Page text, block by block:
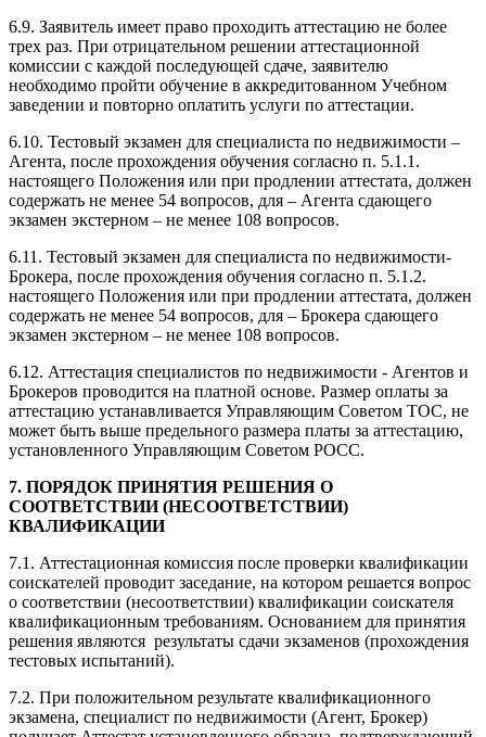
6.9. Заявитель имеет право проходить аттестацию не более
трех раз. При отрицательном решении аттестационной
комиссии с каждой последующей сдаче, заявителю
необходимо пройти обучение в аккредитованном Учебном
заведении и повторно оплатить услуги по аттестации.
6.10. Тестовый экзамен для специалиста по недвижимости –
Агента, после прохождения обучения согласно п. 5.1.1.
настоящего Положения или при продлении аттестата, должен
содержать не менее 54 вопросов, для – Агента сдающего
экзамен экстерном – не менее 108 вопросов.
6.11. Тестовый экзамен для специалиста по недвижимости-
Брокера, после прохождения обучения согласно п. 5.1.2.
настоящего Положения или при продлении аттестата, должен
содержать не менее 54 вопросов, для – Брокера сдающего
экзамен экстерном – не менее 108 вопросов.
6.12. Аттестация специалистов по недвижимости - Агентов и
Брокеров проводится на платной основе. Размер оплаты за
аттестацию устанавливается Управляющим Советом ТОС, не
может быть выше предельного размера платы за аттестацию,
установленного Управляющим Советом РОСС.
7. ПОРЯДОК ПРИНЯТИЯ РЕШЕНИЯ О
СООТВЕТСТВИИ (НЕСООТВЕТСТВИИ)
КВАЛИФИКАЦИИ
7.1. Аттестационная комиссия после проверки квалификации
соискателей проводит заседание, на котором решается вопрос
о соответствии (несоответствии) квалификации соискателя
квалификационным требованиям. Основанием для принятия
решения являются результаты сдачи экзаменов (прохождения
тестовых испытаний).
7.2. При положительном результате квалификационного
экзамена, специалист по недвижимости (Агент, Брокер)